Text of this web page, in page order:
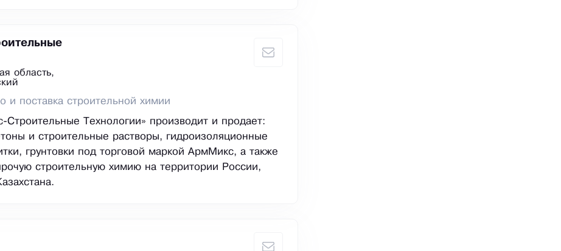
область,
и поставка строительной химии
Технологии» производит и продает:
и строительные растворы, гидроизоляционные
грунтовки под торговой маркой АрмМикс, а также
строительную химию на территории России,